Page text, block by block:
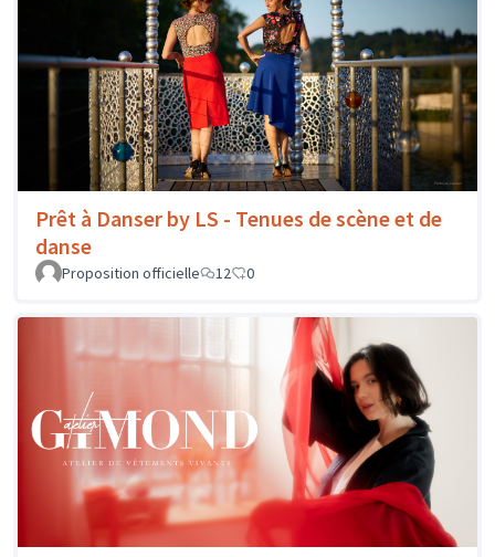
Prêt à Danser by LS - Tenues de scène et de
danse
Proposition officielle 12 0